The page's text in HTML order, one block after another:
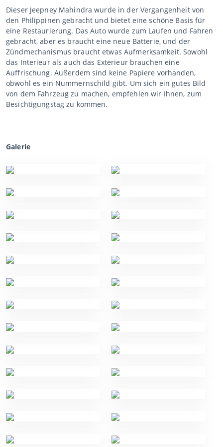
Dieser Jeepney Mahindra wurde in der Vergangenheit von
den Philippinen gebracht und bietet eine schöne Basis für
eine Restaurierung. Das Auto wurde zum Laufen und Fahren
gebracht, aber es braucht eine neue Batterie, und der
Zündmechanismus braucht etwas Aufmerksamkeit. Sowohl
das Interieur als auch das Exterieur brauchen eine
Auffrischung. Außerdem sind keine Papiere vorhanden,
obwohl es ein Nummernschild gibt. Um sich ein gutes Bild
von dem Fahrzeug zu machen, empfehlen wir Ihnen, zum
Besichtigungstag zu kommen.
Galerie